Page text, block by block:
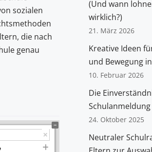
sozialen
die nach
genau
(Und wann
wirklich?)
21. März 2026
Kreative Ideen
und Bewegung
10. Februar 2026
Die
Schulanmeldung
24. Oktober 2025
Neutraler